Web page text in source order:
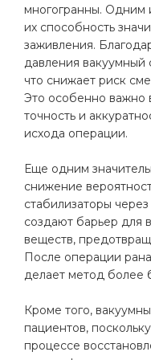
многогранны. Одним
их способность
заживления.
давления вакуумный
что снижает риск
Это особенно важно
точность и
исхода операции.
Еще одним
снижение
стабилизаторы
создают барьер для
веществ,
После операции
делает метод более
Кроме того,
пациентов,
процессе